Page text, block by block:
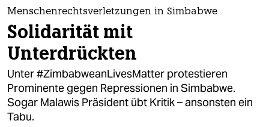
themen
politik
öko
gesellschaft
kultur
Menschenrechtsverletzungen in Simbabwe
Solidarität mit
Unterdrückten
Unter #ZimbabweanLivesMatter protestieren
Prominente gegen Repressionen in Simbabwe.
Sogar Malawis Präsident übt Kritik – ansonsten ein
Tabu.